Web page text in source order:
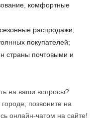
комфортные
распродажи;
покупателей;
страны почтовыми и
на ваши вопросы?
позвоните на
онлайн-чатом на сайте!